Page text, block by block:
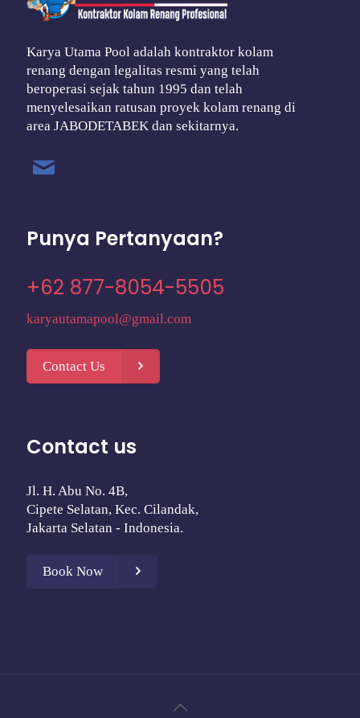
Karya Utama Pool adalah kontraktor kolam
renang dengan legalitas resmi yang telah
beroperasi sejak tahun 1995 dan telah
menyelesaikan ratusan proyek kolam renang di
area JABODETABEK dan sekitarnya.
Punya Pertanyaan?
+62 877-8054-5505
karyautamapool@gmail.com
Contact Us
Contact us
Jl. H. Abu No. 4B,
Cipete Selatan, Kec. Cilandak,
Jakarta Selatan - Indonesia.
Book Now